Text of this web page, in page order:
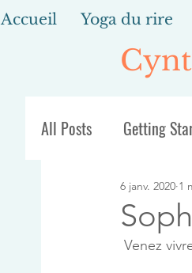
Accueil Yoga du rire
All Posts Getting
6 janv. 2020 1
Venez